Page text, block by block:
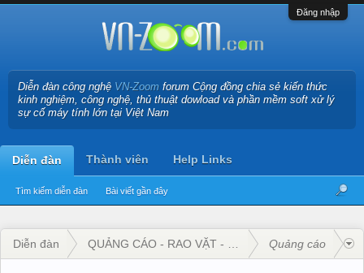
Đăng nhập
Diễn đàn công nghệ VN-Zoom forum Cộng đồng chia sẻ kiến thức
kinh nghiệm, công nghệ, thủ thuật dowload và phần mềm soft xử lý
sự cố máy tính lớn tại Việt Nam
Diễn đàn
Tìm kiếm diễn đàn Bài viết gần đây
Thành viên Help Links
Diễn đàn QUẢNG CÁO - RAO VẶT - KINH DOANHQuảng cáo